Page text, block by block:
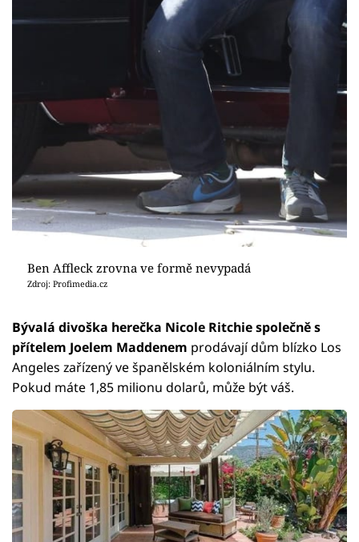
Ben Affleck zrovna ve formě nevypadá
Zdroj: Profimedia.cz
Bývalá divoška herečka Nicole Ritchie společně s
přítelem Joelem Maddenem prodávají dům blízko Los
Angeles zařízený ve španělském koloniálním stylu.
Pokud máte 1,85 milionu dolarů, může být váš.